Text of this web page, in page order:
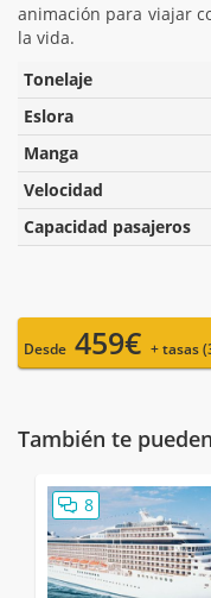
animación para viajar
la vida.
Tonelaje
Eslora
Manga
Velocidad
Capacidad pasajeros
Desde 459€ + tasas
También te
8